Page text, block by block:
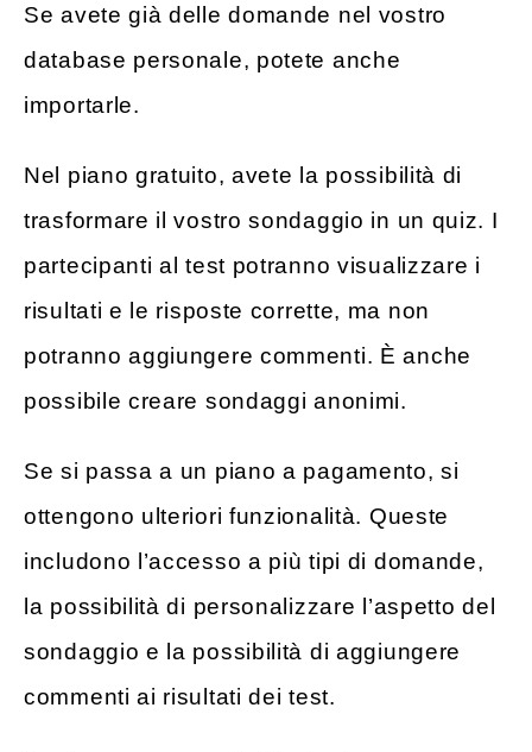
Se avete già delle domande nel vostro
database personale, potete anche
importarle.
Nel piano gratuito, avete la possibilità di
trasformare il vostro sondaggio in un quiz. I
partecipanti al test potranno visualizzare i
risultati e le risposte corrette, ma non
potranno aggiungere commenti. È anche
possibile creare sondaggi anonimi.
Se si passa a un piano a pagamento, si
ottengono ulteriori funzionalità. Queste
includono l’accesso a più tipi di domande,
la possibilità di personalizzare l’aspetto del
sondaggio e la possibilità di aggiungere
commenti ai risultati dei test.